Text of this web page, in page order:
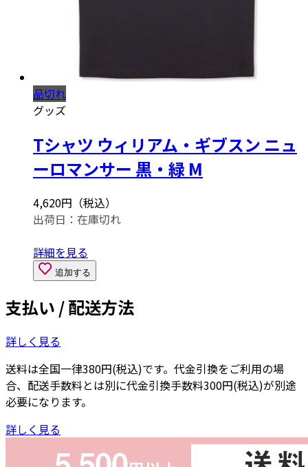
品切れ
グッズ
Tシャツ ウィリアム・ギブスン ニュ
ーロマンサー 黒・緑 M
4,620円（税込）
出荷日： 在庫切れ
詳細を見る
追加する
支払い / 配送方法
詳しく見る
送料は全国一律380円(税込)です。代金引換をご利用の場
合、配送手数料とは別に代金引換手数料300円(税込)が別途
必要になります。
詳しく見る